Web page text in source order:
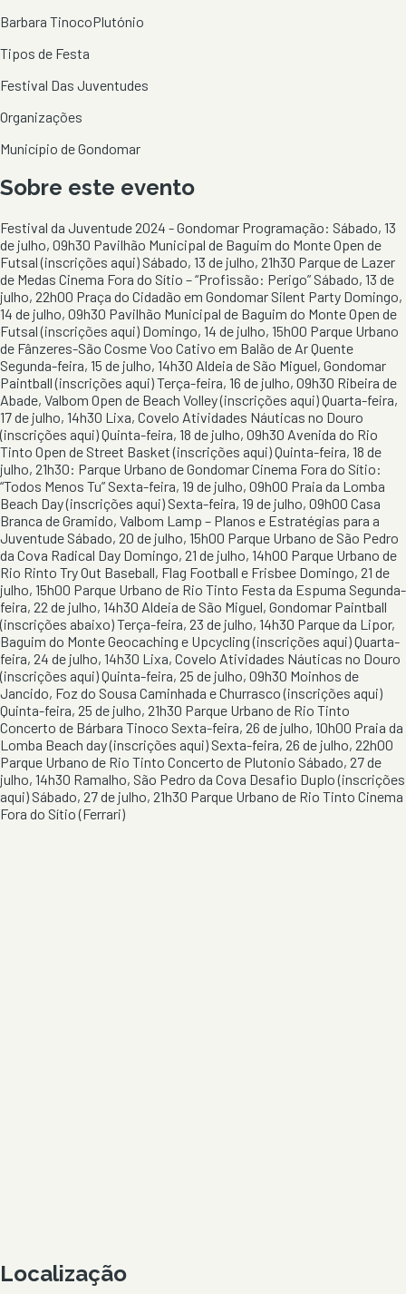
Barbara TinocoPlutónio
Tipos de Festa
Festival Das Juventudes
Organizações
Município de Gondomar
Sobre este evento
Festival da Juventude 2024 - Gondomar Programação: Sábado, 13
de julho, 09h30 Pavilhão Municipal de Baguim do Monte Open de
Futsal (inscrições aqui) Sábado, 13 de julho, 21h30 Parque de Lazer
de Medas Cinema Fora do Sítio – “Profissão: Perigo” Sábado, 13 de
julho, 22h00 Praça do Cidadão em Gondomar Silent Party Domingo,
14 de julho, 09h30 Pavilhão Municipal de Baguim do Monte Open de
Futsal (inscrições aqui) Domingo, 14 de julho, 15h00 Parque Urbano
de Fânzeres-São Cosme Voo Cativo em Balão de Ar Quente
Segunda-feira, 15 de julho, 14h30 Aldeia de São Miguel, Gondomar
Paintball (inscrições aqui) Terça-feira, 16 de julho, 09h30 Ribeira de
Abade, Valbom Open de Beach Volley (inscrições aqui) Quarta-feira,
17 de julho, 14h30 Lixa, Covelo Atividades Náuticas no Douro
(inscrições aqui) Quinta-feira, 18 de julho, 09h30 Avenida do Rio
Tinto Open de Street Basket (inscrições aqui) Quinta-feira, 18 de
julho, 21h30: Parque Urbano de Gondomar Cinema Fora do Sítio:
“Todos Menos Tu” Sexta-feira, 19 de julho, 09h00 Praia da Lomba
Beach Day (inscrições aqui) Sexta-feira, 19 de julho, 09h00 Casa
Branca de Gramido, Valbom Lamp – Planos e Estratégias para a
Juventude Sábado, 20 de julho, 15h00 Parque Urbano de São Pedro
da Cova Radical Day Domingo, 21 de julho, 14h00 Parque Urbano de
Rio Rinto Try Out Baseball, Flag Football e Frisbee Domingo, 21 de
julho, 15h00 Parque Urbano de Rio Tinto Festa da Espuma Segunda-
feira, 22 de julho, 14h30 Aldeia de São Miguel, Gondomar Paintball
(inscrições abaixo) Terça-feira, 23 de julho, 14h30 Parque da Lipor,
Baguim do Monte Geocaching e Upcycling (inscrições aqui) Quarta-
feira, 24 de julho, 14h30 Lixa, Covelo Atividades Náuticas no Douro
(inscrições aqui) Quinta-feira, 25 de julho, 09h30 Moinhos de
Jancido, Foz do Sousa Caminhada e Churrasco (inscrições aqui)
Quinta-feira, 25 de julho, 21h30 Parque Urbano de Rio Tinto
Concerto de Bárbara Tinoco Sexta-feira, 26 de julho, 10h00 Praia da
Lomba Beach day (inscrições aqui) Sexta-feira, 26 de julho, 22h00
Parque Urbano de Rio Tinto Concerto de Plutonio Sábado, 27 de
julho, 14h30 Ramalho, São Pedro da Cova Desafio Duplo (inscrições
aqui) Sábado, 27 de julho, 21h30 Parque Urbano de Rio Tinto Cinema
Fora do Sítio (Ferrari)
Localização